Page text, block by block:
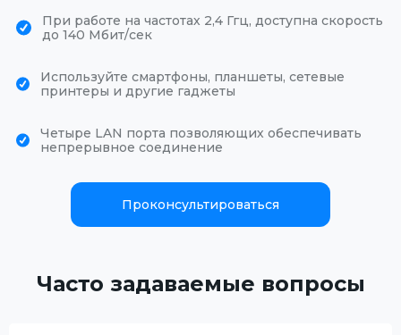
При работе на частотах 2,4 Ггц, доступна скорость
до 140 Мбит/сек
Используйте смартфоны, планшеты, сетевые
принтеры и другие гаджеты
Четыре LAN порта позволяющих обеспечивать
непрерывное соединение
Проконсультироваться
Часто задаваемые вопросы